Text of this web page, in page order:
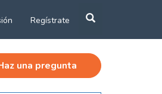
Regístrate Buscar ahora
de
eventos
una pregunta